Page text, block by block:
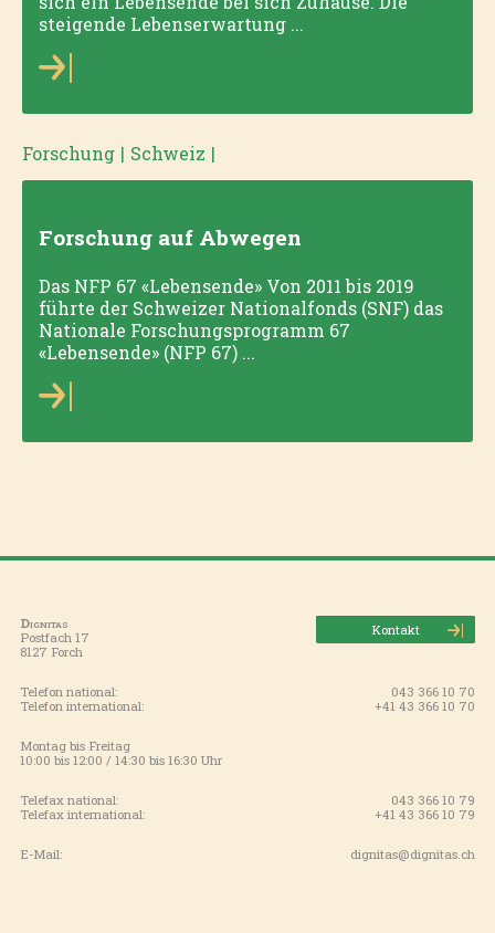
steigende Lebenserwartung ...
Forschung | Schweiz |
Forschung auf Abwegen
Das NFP 67 «Lebensende» Von 2011 bis 2019
führte der Schweizer Nationalfonds (SNF) das
Nationale Forschungsprogramm 67
«Lebensende» (NFP 67) ...
Dignitas
Postfach 17
8127 Forch
Kontakt
Telefon national:
043 366 10 70
Telefon international:
+41 43 366 10 70
Montag bis Freitag
10:00 bis 12:00 / 14:30 bis 16:30 Uhr
Telefax national:
043 366 10 79
Telefax international:
+41 43 366 10 79
E-Mail: dignitas@dignitas.ch